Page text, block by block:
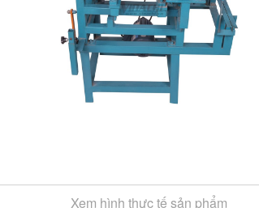
Xem hình thực tế sản phẩm